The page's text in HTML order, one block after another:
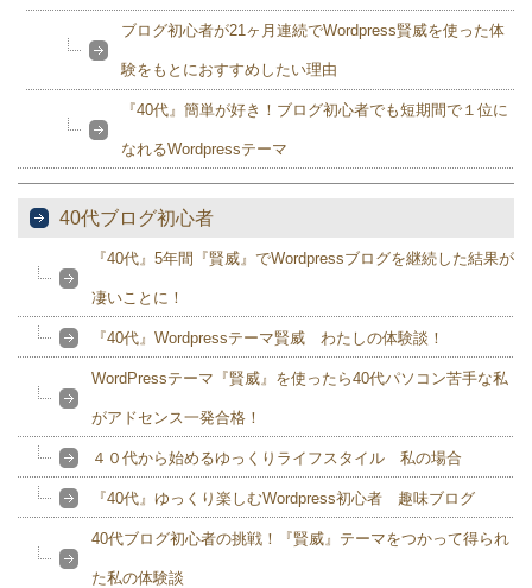
ブログ初心者が21ヶ月連続でWordpress賢威を使った体
験をもとにおすすめしたい理由
『40代』簡単が好き！ブログ初心者でも短期間で１位に
なれるWordpressテーマ
40代ブログ初心者
『40代』5年間『賢威』でWordpressブログを継続した結果が
凄いことに！
『40代』Wordpressテーマ賢威 わたしの体験談！
WordPressテーマ『賢威』を使ったら40代パソコン苦手な私
がアドセンス一発合格！
４０代から始めるゆっくりライフスタイル 私の場合
『40代』ゆっくり楽しむWordpress初心者 趣味ブログ
40代ブログ初心者の挑戦！『賢威』テーマをつかって得られ
た私の体験談